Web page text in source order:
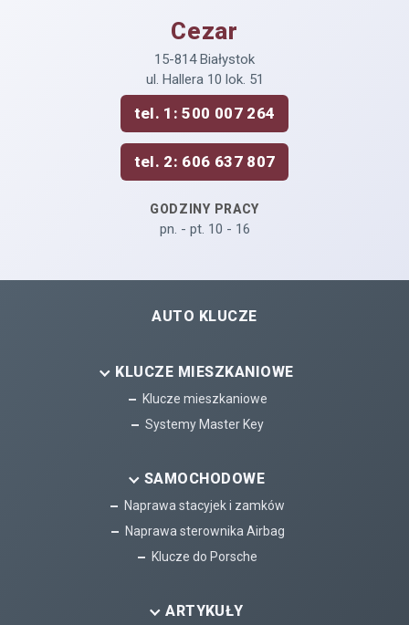
Cezar
15-814 Białystok
ul. Hallera 10 lok. 51
tel. 1: 500 007 264
tel. 2: 606 637 807
GODZINY PRACY
pn. - pt. 10 - 16
AUTO KLUCZE
KLUCZE MIESZKANIOWE
Klucze mieszkaniowe
Systemy Master Key
SAMOCHODOWE
Naprawa stacyjek i zamków
Naprawa sterownika Airbag
Klucze do Porsche
ARTYKUŁY